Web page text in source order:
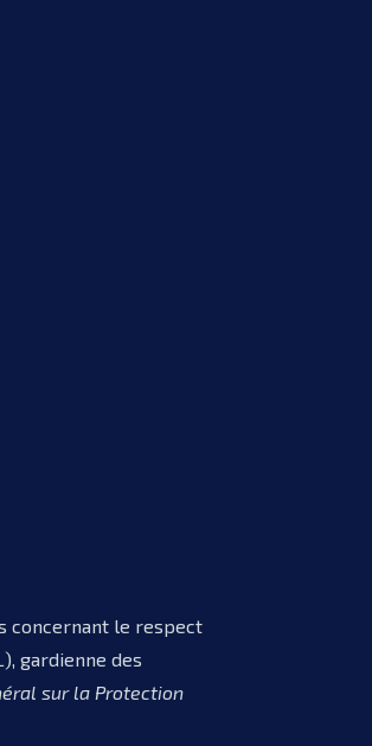
concernant le respect
gardienne des
sur la Protection